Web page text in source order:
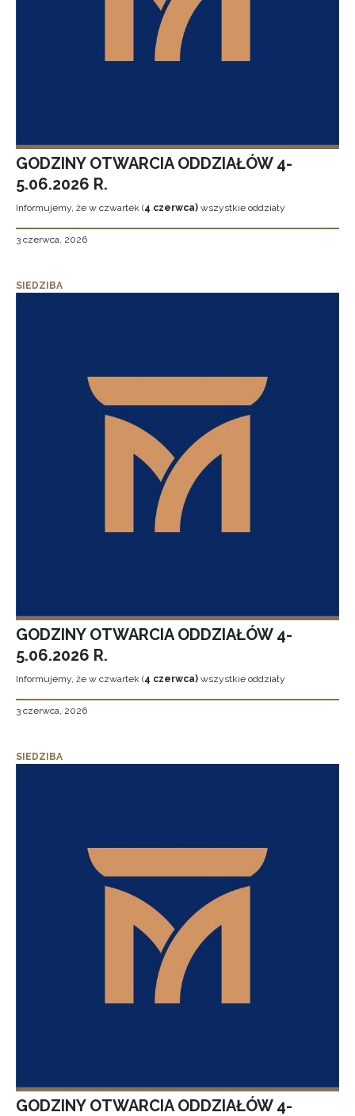
GODZINY OTWARCIA ODDZIAŁÓW 4-
5.06.2026 R.
Informujemy, że w czwartek (4 czerwca) wszystkie oddziały
3 czerwca, 2026
SIEDZIBA
GODZINY OTWARCIA ODDZIAŁÓW 4-
5.06.2026 R.
Informujemy, że w czwartek (4 czerwca) wszystkie oddziały
3 czerwca, 2026
SIEDZIBA
GODZINY OTWARCIA ODDZIAŁÓW 4-